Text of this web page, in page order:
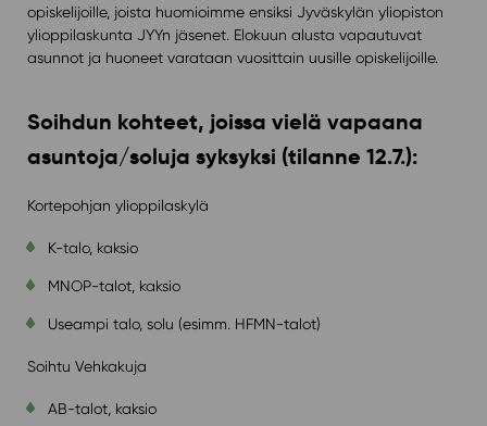
opiskelijoille, joista huomioimme ensiksi Jyväskylän yliopiston
ylioppilaskunta JYYn jäsenet. Elokuun alusta vapautuvat
asunnot ja huoneet varataan vuosittain uusille opiskelijoille.
Soihdun kohteet, joissa vielä vapaana
asuntoja/soluja syksyksi (tilanne 12.7.):
Kortepohjan ylioppilaskylä
K-talo, kaksio
MNOP-talot, kaksio
Useampi talo, solu (esimm. HFMN-talot)
Soihtu Vehkakuja
AB-talot, kaksio